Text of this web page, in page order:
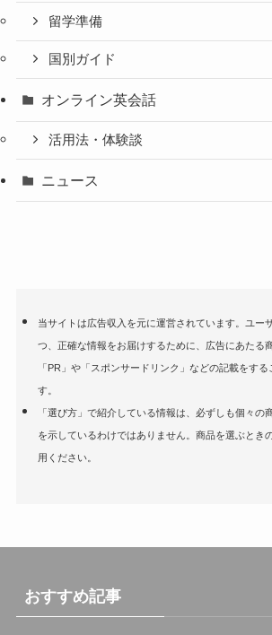
留学準備
国別ガイド
オンライン英会話
活用法・体験談
ニュース
当サイトは広告収入を元に運営されています。ユー
つ、正確な情報をお届けするために、広告にあたる
「PR」や「スポンサードリンク」などの記載をす
す。
「選び方」で紹介している情報は、必ずしも個々の
を示しているわけではありません。商品を選ぶとき
用ください。
おすすめ記事